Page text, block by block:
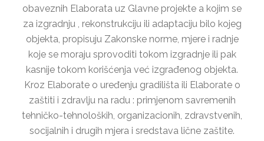
obaveznih Elaborata uz Glavne projekte a kojim se
za izgradnju , rekonstrukciju ili adaptaciju bilo kojeg
objekta, propisuju Zakonske norme, mjere i radnje
koje se moraju sprovoditi tokom izgradnje ili pak
kasnije tokom korišćenja već izgrađenog objekta.
Kroz Elaborate o uređenju gradilišta ili Elaborate o
zaštiti i zdravlju na radu : primjenom savremenih
tehničko-tehnoloških, organizacionih, zdravstvenih,
socijalnih i drugih mjera i sredstava lične zaštite.